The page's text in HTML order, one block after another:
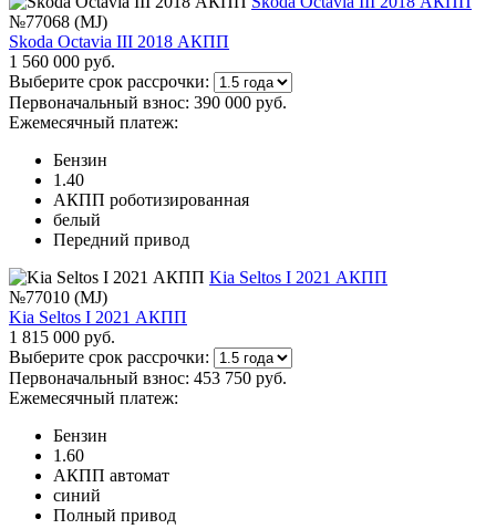
№77068 (MJ)
Skoda Octavia III 2018 АКПП
1 560 000 руб.
Выберите срок рассрочки:
Первоначальный взнос: 390 000 руб.
Ежемесячный платеж:
Бензин
1.40
АКПП роботизированная
белый
Передний привод
Kia Seltos I 2021 АКПП
№77010 (MJ)
Kia Seltos I 2021 АКПП
1 815 000 руб.
Выберите срок рассрочки:
Первоначальный взнос: 453 750 руб.
Ежемесячный платеж:
Бензин
1.60
АКПП автомат
синий
Полный привод